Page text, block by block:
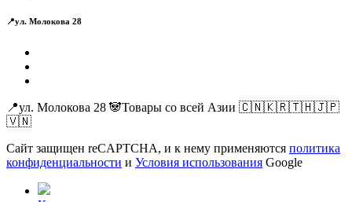
📍ул. Молокова 28
📍ул. Молокова 28 🐼Товары со всей Азии 🇨🇳🇰🇷🇹🇭🇯🇵
🇻🇳
Сайт защищен reCAPTCHA, и к нему применяются политика
конфиденциальности и Условия использования Google